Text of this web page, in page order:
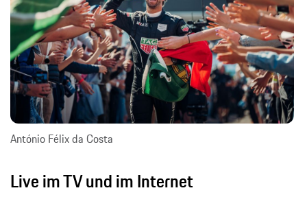
António Félix da Costa
Live im TV und im Internet